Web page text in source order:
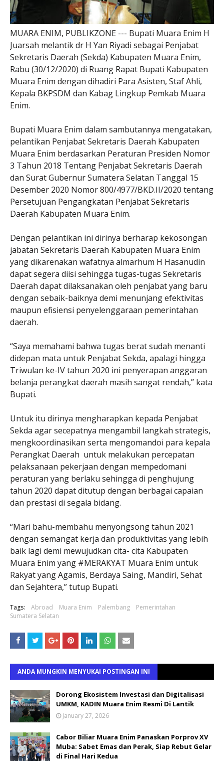
MUARA ENIM, PUBLIKZONE --- Bupati Muara Enim H
Juarsah melantik dr H Yan Riyadi sebagai Penjabat
Sekretaris Daerah (Sekda) Kabupaten Muara Enim,
Rabu (30/12/2020) di Ruang Rapat Bupati Kabupaten
Muara Enim dengan dihadiri Para Asisten, Staf Ahli,
Kepala BKPSDM dan Kabag Lingkup Pemkab Muara
Enim.
Bupati Muara Enim dalam sambutannya mengatakan,
pelantikan Penjabat Sekretaris Daerah Kabupaten
Muara Enim berdasarkan Peraturan Presiden Nomor
3 Tahun 2018 Tentang Penjabat Sekretaris Daerah
dan Surat Gubernur Sumatera Selatan Tanggal 15
Desember 2020 Nomor 800/4977/BKD.II/2020 tentang
Persetujuan Pengangkatan Penjabat Sekretaris
Daerah Kabupaten Muara Enim.
Dengan pelantikan ini dirinya berharap kekosongan
jabatan Sekretaris Daerah Kabupaten Muara Enim
yang dikarenakan wafatnya almarhum H Hasanudin
dapat segera diisi sehingga tugas-tugas Sekretaris
Daerah dapat dilaksanakan oleh penjabat yang baru
dengan sebaik-baiknya demi menunjang efektivitas
maupun efisiensi penyelenggaraan pemerintahan
daerah.
“Saya memahami bahwa tugas berat sudah menanti
didepan mata untuk Penjabat Sekda, apalagi hingga
Triwulan ke-IV tahun 2020 ini penyerapan anggaran
belanja perangkat daerah masih sangat rendah,” kata
Bupati.
Untuk itu dirinya mengharapkan kepada Penjabat
Sekda agar secepatnya mengambil langkah strategis,
mengkoordinasikan serta mengomandoi para kepala
Perangkat Daerah untuk melakukan percepatan
pelaksanaan pekerjaan dengan mempedomani
peraturan yang berlaku sehingga di penghujung
tahun 2020 dapat ditutup dengan berbagai capaian
dan prestasi di segala bidang.
“Mari bahu-membahu menyongsong tahun 2021
dengan semangat kerja dan produktivitas yang lebih
baik lagi demi mewujudkan cita- cita Kabupaten
Muara Enim yang #MERAKYAT Muara Enim untuk
Rakyat yang Agamis, Berdaya Saing, Mandiri, Sehat
dan Sejahtera,” tutup Bupati.
Tags: Abroad Muara Enim Palembang
Pemerintahan
Sumatera Selatan
ANDA MUNGKIN MENYUKAI POSTINGAN INI
Dorong Ekosistem Investasi dan Digitalisasi
UMKM, KADIN Muara Enim Resmi Di Lantik
January 27, 2026
Cabor Biliar Muara Enim Panaskan Porprov XV
Muba: Sabet Emas dan Perak, Siap Rebut Gelar
di Final Hari Kedua